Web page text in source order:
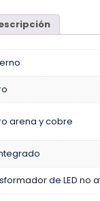
arena y cobre
de LED no